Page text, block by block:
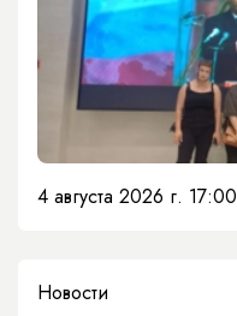
4 августа 2026 г. 17:00
Новости